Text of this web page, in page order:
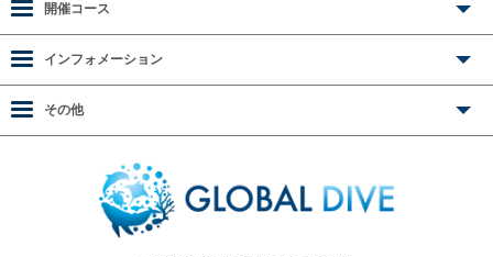
開催コース
インフォメーション
その他